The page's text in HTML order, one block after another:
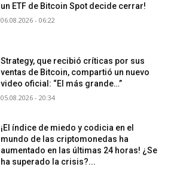
un ETF de Bitcoin Spot decide cerrar!
06.08.2026 - 06:22
Strategy, que recibió críticas por sus
ventas de Bitcoin, compartió un nuevo
video oficial: “El más grande…”
05.08.2026 - 20:34
¡El índice de miedo y codicia en el
mundo de las criptomonedas ha
aumentado en las últimas 24 horas! ¿Se
ha superado la crisis?...